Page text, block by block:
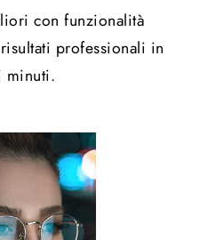
con funzionalità
professionali in
minuti.